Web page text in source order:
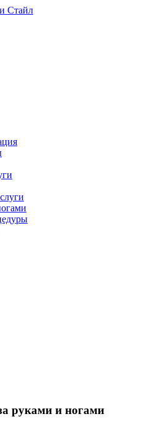
Стайл
руками и ногами